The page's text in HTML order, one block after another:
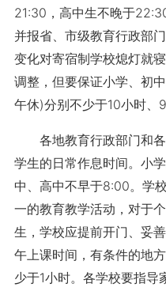
21:30，高中生不晚于
并报省、市级教育行政部
变化对寄宿制学校熄灯就
调整，但要保证小学、初
午休)分别不少于10小时、
各地教育行政部门和各
学生的日常作息时间。小
中、高中不早于8:00。学
一的教育教学活动，对于
生，学校应提前开门、妥
午上课时间，有条件的地
少于1小时。各学校要指导